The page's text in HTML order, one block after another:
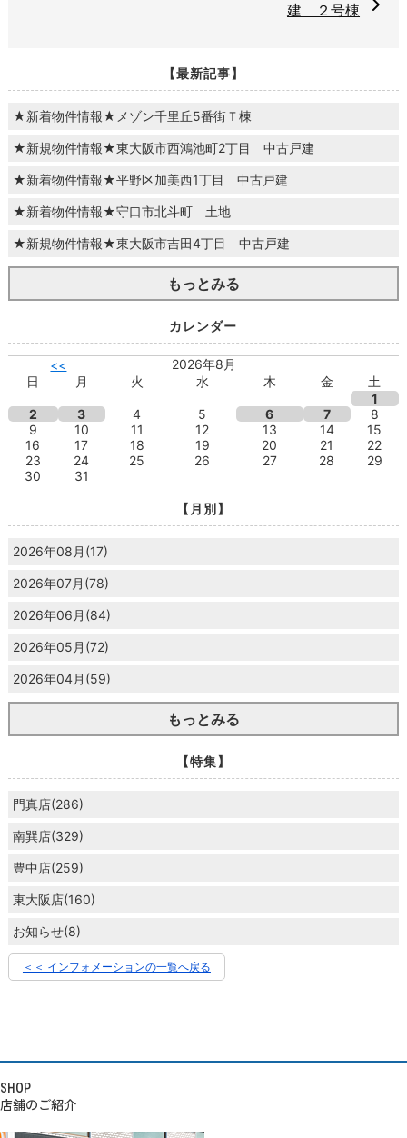
建 ２号棟
【最新記事】
★新着物件情報★メゾン千里丘5番街Ｔ棟
★新規物件情報★東大阪市西鴻池町2丁目 中古戸建
★新着物件情報★平野区加美西1丁目 中古戸建
★新着物件情報★守口市北斗町 土地
★新規物件情報★東大阪市吉田4丁目 中古戸建
もっとみる
カレンダー
<<
2026年8月
日
月 火 水 木 金
土
1
2
3 4 5 6 7
8
9
10 11 12 13 14
15
16
17 18 19 20 21
22
23
24 25 26 27 28
29
30
31
【月別】
2026年08月(17)
2026年07月(78)
2026年06月(84)
2026年05月(72)
2026年04月(59)
もっとみる
【特集】
門真店(286)
南巽店(329)
豊中店(259)
東大阪店(160)
お知らせ(8)
＜＜ インフォメーションの一覧へ戻る
SHOP
店舗のご紹介